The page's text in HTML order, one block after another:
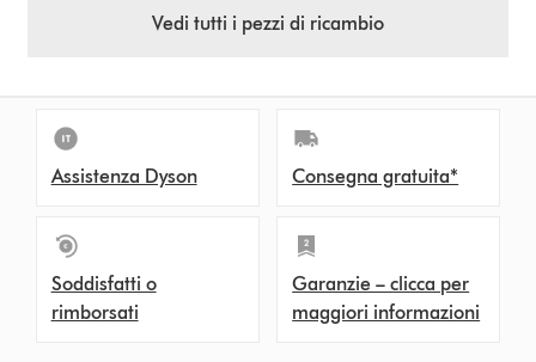
Vedi tutti i pezzi di ricambio
Assistenza Dyson Consegna gratuita*
Soddisfatti o
rimborsati
Garanzie – clicca per
maggiori informazioni